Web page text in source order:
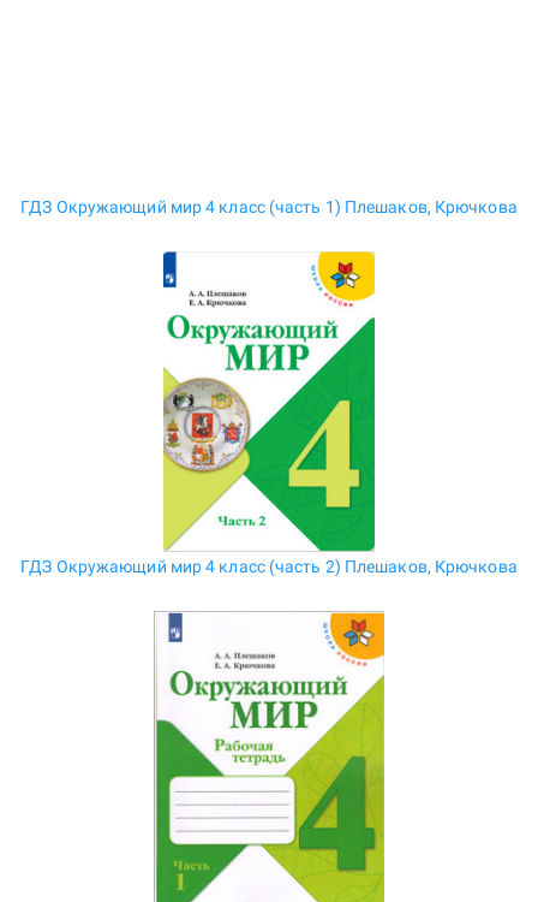
ГДЗ Окружающий мир 4 класс (часть 1) Плешаков, Крючкова
ГДЗ Окружающий мир 4 класс (часть 2) Плешаков, Крючкова